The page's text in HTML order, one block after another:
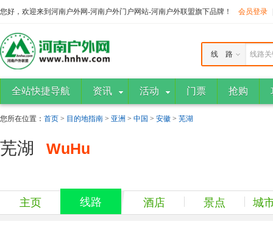
您好，欢迎来到河南户外网-河南户外门户网站-河南户外联盟旗下品牌！ 会员登录
线路
线 路
全站快捷导航 资讯 活动 门票 抢购
您所在位置： 首页 > 目的地指南 > 亚洲 > 中国 > 安徽 > 芜湖
芜湖 WuHu
主页 线路 酒店 景点 城